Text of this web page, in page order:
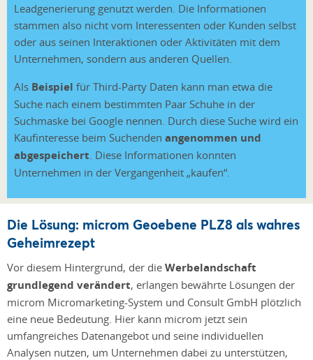
Leadgenerierung genutzt werden. Die Informationen
stammen also nicht vom Interessenten oder Kunden selbst
oder aus seinen Interaktionen oder Aktivitäten mit dem
Unternehmen, sondern aus anderen Quellen.
Als Beispiel für Third-Party Daten kann man etwa die
Suche nach einem bestimmten Paar Schuhe in der
Suchmaske bei Google nennen. Durch diese Suche wird ein
Kaufinteresse beim Suchenden angenommen und
abgespeichert. Diese Informationen konnten
Unternehmen in der Vergangenheit „kaufen“.
Die Lösung: microm Geoebene PLZ8 als wahres
Geheimrezept
Vor diesem Hintergrund, der die Werbelandschaft
grundlegend verändert, erlangen bewährte Lösungen der
microm Micromarketing-System und Consult GmbH plötzlich
eine neue Bedeutung. Hier kann microm jetzt sein
umfangreiches Datenangebot und seine individuellen
Analysen nutzen, um Unternehmen dabei zu unterstützen,